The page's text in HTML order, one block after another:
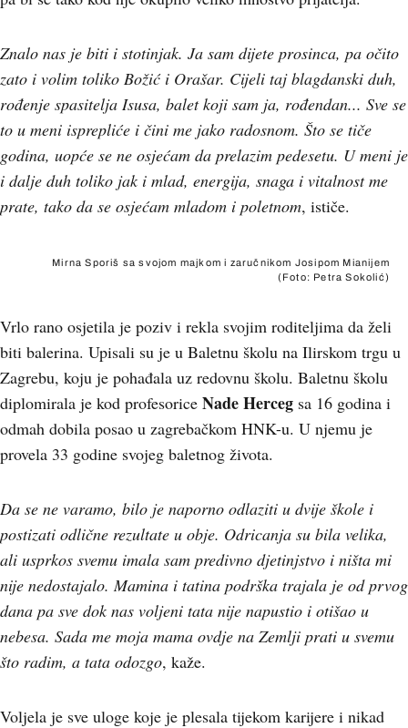
Znalo nas je biti i stotinjak. Ja sam dijete prosinca, pa očito
zato i volim toliko Božić i Orašar. Cijeli taj blagdanski duh,
rođenje spasitelja Isusa, balet koji sam ja, rođendan... Sve se
to u meni isprepliće i čini me jako radosnom. Što se tiče
godina, uopće se ne osjećam da prelazim pedesetu. U meni je
i dalje duh toliko jak i mlad, energija, snaga i vitalnost me
prate, tako da se osjećam mladom i poletnom, ističe.
Mirna Sporiš sa svojom majkom i zaručnikom Josipom Mianijem
(Foto: Petra Sokolić)
Vrlo rano osjetila je poziv i rekla svojim roditeljima da želi
biti balerina. Upisali su je u Baletnu školu na Ilirskom trgu u
Zagrebu, koju je pohađala uz redovnu školu. Baletnu školu
diplomirala je kod profesorice Nade Herceg sa 16 godina i
odmah dobila posao u zagrebačkom HNK-u. U njemu je
provela 33 godine svojeg baletnog života.
Da se ne varamo, bilo je naporno odlaziti u dvije škole i
postizati odlične rezultate u obje. Odricanja su bila velika,
ali usprkos svemu imala sam predivno djetinjstvo i ništa mi
nije nedostajalo. Mamina i tatina podrška trajala je od prvog
dana pa sve dok nas voljeni tata nije napustio i otišao u
nebesa. Sada me moja mama ovdje na Zemlji prati u svemu
što radim, a tata odozgo, kaže.
Voljela je sve uloge koje je plesala tijekom karijere i nikad